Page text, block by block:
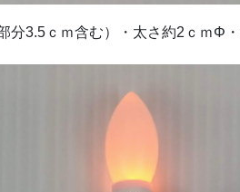
分3.5ｃｍ含む）・太さ約2ｃｍΦ